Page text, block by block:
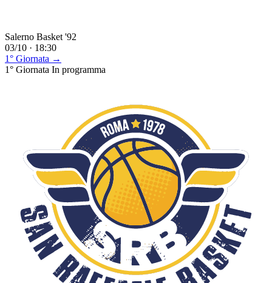
Salerno Basket '92
03/10 · 18:30
1° Giornata →
1° Giornata In programma